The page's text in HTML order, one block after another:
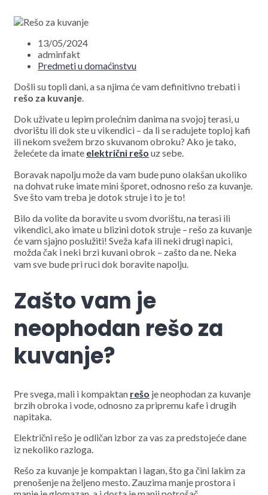
13/05/2024
adminfakt
Predmeti u domaćinstvu
Došli su topli dani, a sa njima će vam definitivno trebati i
rešo za kuvanje.
Dok uživate u lepim prolećnim danima na svojoj terasi, u
dvorištu ili dok ste u vikendici – da li se radujete toploj kafi
ili nekom svežem brzo skuvanom obroku? Ako je tako,
želećete da imate električni rešo uz sebe.
Boravak napolju može da vam bude puno olakšan ukoliko
na dohvat ruke imate mini šporet, odnosno rešo za kuvanje.
Sve što vam treba je dotok struje i to je to!
Bilo da volite da boravite u svom dvorištu, na terasi ili
vikendici, ako imate u blizini dotok struje – rešo za kuvanje
će vam sjajno poslužiti! Sveža kafa ili neki drugi napici,
možda čak i neki brzi kuvani obrok – zašto da ne. Neka
vam sve bude pri ruci dok boravite napolju.
Zašto vam je
neophodan rešo za
kuvanje?
Pre svega, mali i kompaktan rešo je neophodan za kuvanje
brzih obroka i vode, odnosno za pripremu kafe i drugih
napitaka.
Električni rešo je odličan izbor za vas za predstojeće dane
iz nekoliko razloga.
Rešo za kuvanje je kompaktan i lagan, što ga čini lakim za
prenošenje na željeno mesto. Zauzima manje prostora i